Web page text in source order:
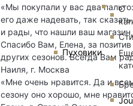
Пуховики
С
«Мы покупали у вас два
его даже надевать, так
и рады, что нашли ваш
Спасибо Вам, Елена, за
других сезонов. Всегда Вам
Наиля, г. Москва
«Мне очень нравится. Да и
сезону оно хорошо, мне